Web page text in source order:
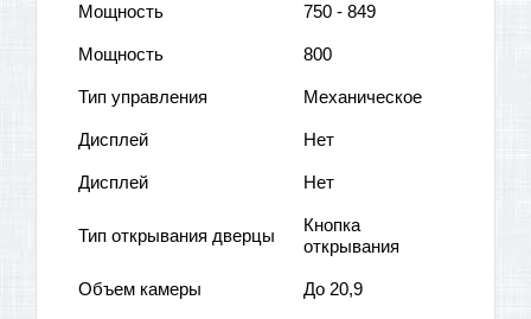
Мощность 750 - 849
Мощность 800
Тип управления Механическое
Дисплей Нет
Дисплей Нет
Тип открывания дверцы
Кнопка
открывания
Объем камеры До 20,9